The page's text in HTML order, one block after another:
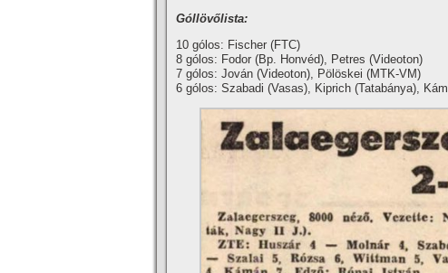
Góllövőlista:
10 gólos: Fischer (FTC)
8 gólos: Fodor (Bp. Honvéd), Petres (Videoton)
7 gólos: Jován (Videoton), Pölöskei (MTK-VM)
6 gólos: Szabadi (Vasas), Kiprich (Tatabánya),